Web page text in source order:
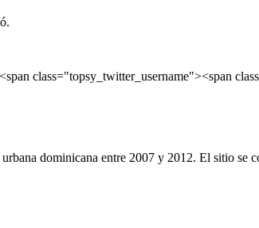
class="topsy_twitter_username"><span
dominicana entre 2007 y 2012. El sitio se